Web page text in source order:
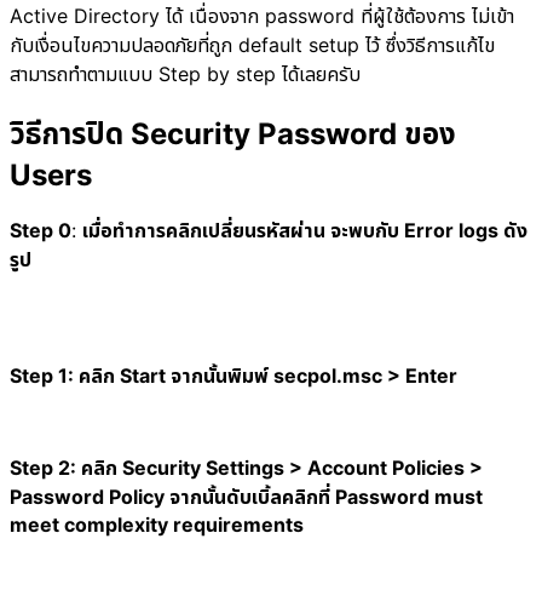
Active Directory ได้ เนื่องจาก password ที่ผู้ใช้ต้องการ ไม่เข้า
กับเงื่อนไขความปลอดภัยที่ถูก default setup ไว้ ซึ่งวิธีการแก้ไข
สามารถทำตามแบบ Step by step ได้เลยครับ
วิธีการปิด Security Password ของ
Users
Step 0: เมื่อทำการคลิกเปลี่ยนรหัสผ่าน จะพบกับ Error logs ดัง
รูป
Step 1: คลิก Start จากนั้นพิมพ์ secpol.msc > Enter
Step 2: คลิก Security Settings > Account Policies >
Password Policy จากนั้นดับเบิ้ลคลิกที่ Password must
meet complexity requirements